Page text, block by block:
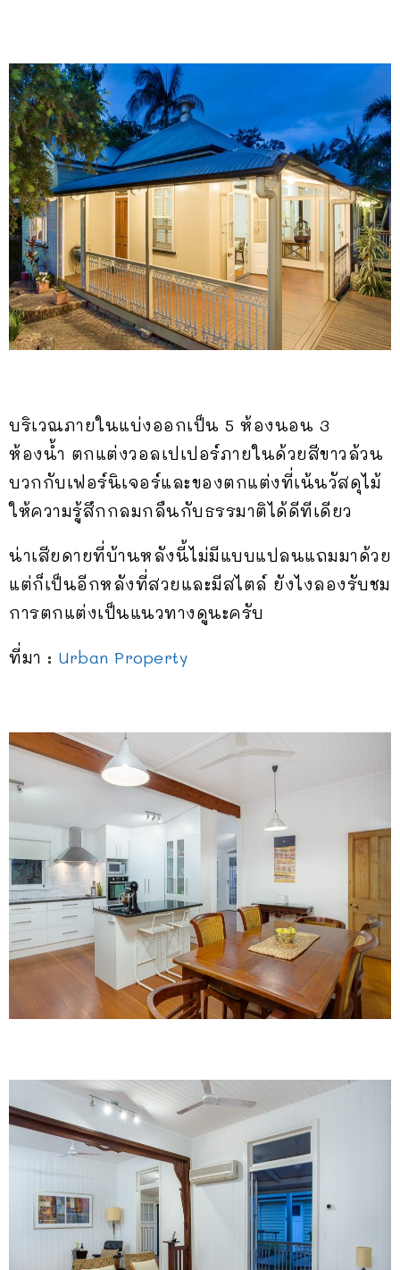
บริเวณภายในแบ่งออกเป็น 5 ห้องนอน 3
ห้องน้ำ ตกแต่งวอลเปเปอร์ภายในด้วยสีขาวล้วน
บวกกับเฟอร์นิเจอร์และของตกแต่งที่เน้นวัสดุไม้
ให้ความรู้สึกกลมกลืนกับธรรมาติได้ดีทีเดียว
น่าเสียดายที่บ้านหลังนี้ไม่มีแบบแปลนแถมมาด้วย
แต่ก็เป็นอีกหลังที่สวยและมีสไตล์ ยังไงลองรับชม
การตกแต่งเป็นแนวทางดูนะครับ
ที่มา : Urban Property